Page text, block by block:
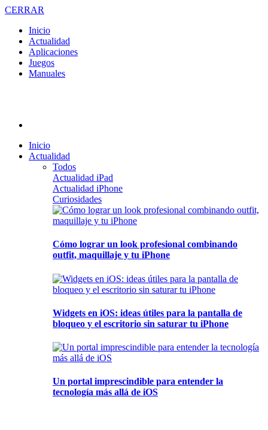
CERRAR
Inicio
Actualidad
Aplicaciones
Juegos
Manuales
Inicio
Actualidad
Todos
Actualidad iPad
Actualidad iPhone
Curiosidades
Cómo lograr un look profesional combinando
outfit, maquillaje y tu iPhone
Widgets en iOS: ideas útiles para la pantalla de
bloqueo y el escritorio sin saturar tu iPhone
Un portal imprescindible para entender la
tecnología más allá de iOS